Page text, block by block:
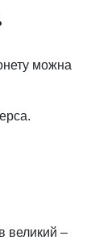
можна
великий –